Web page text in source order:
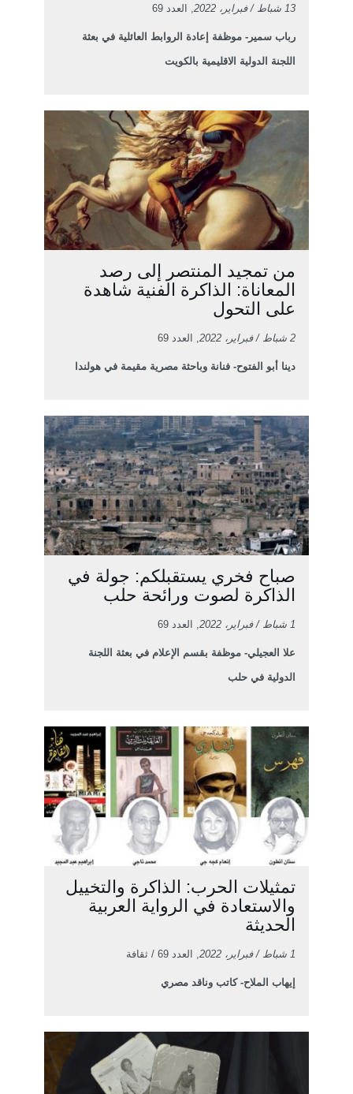
13 شباط / فبراير، 2022 , العدد 69
رباب سمير- موظفة إعادة الروابط العائلية في بعثة
اللجنة الدولية الاقليمية بالكويت
من تمجيد المنتصر إلى رصد
المعاناة: الذاكرة الفنية شاهدة
على التحول
2 شباط / فبراير، 2022 , العدد 69
دينا أبو الفتوح- فنانة وباحثة مصرية مقيمة في هولندا
صباح فخري يستقبلكم: جولة في
الذاكرة لصوت ورائحة حلب
1 شباط / فبراير، 2022 , العدد 69
علا العجيلي- موظفة بقسم الإعلام في بعثة اللجنة
الدولية في حلب
تمثيلات الحرب: الذاكرة والتخييل
والاستعادة في الرواية العربية
الحديثة
1 شباط / فبراير، 2022 , العدد 69 / ثقافة
إيهاب الملاح- كاتب وناقد مصري